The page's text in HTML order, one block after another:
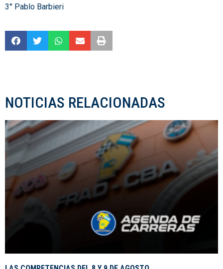
3° Pablo Barbieri
NOTICIAS RELACIONADAS